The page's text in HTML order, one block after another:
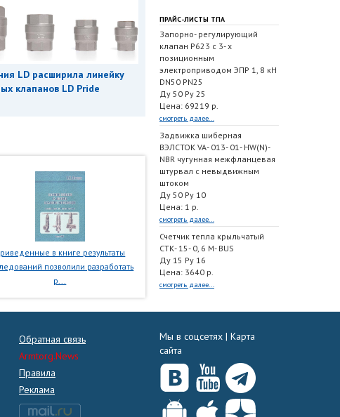
LD расширила линейку
клапанов LD Pride
в книге результаты
позволили разработать
р...
ПРАЙС-ЛИСТЫ ТПА
Запорно- регулирующий
клапан Р623 с 3- х
позиционным
электроприводом ЭПР 1, 8 кН
DN50 PN25
Ду 50 Ру 25
Цена: 69219 р.
смотреть далее...
Задвижка шиберная
ВЭЛСТОК VA- 013- 01- HW(N)-
NBR чугунная межфланцевая
штурвал с невыдвижным
штоком
Ду 50 Ру 10
Цена: 1 р.
смотреть далее...
Счетчик тепла крыльчатый
СТК- 15- 0, 6 M- BUS
Ду 15 Ру 16
Цена: 3640 р.
смотреть далее...
Обратная связь
Armtorg.News
Правила
Реклама
Мы в соцсетях | Карта
сайта